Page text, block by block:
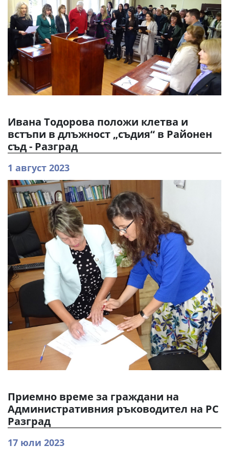
Ивана Тодорова положи клетва и
встъпи в длъжност „съдия“ в Районен
съд - Разград
1 август 2023
Приемно време за граждани на
Административния ръководител на РС
Разград
17 юли 2023